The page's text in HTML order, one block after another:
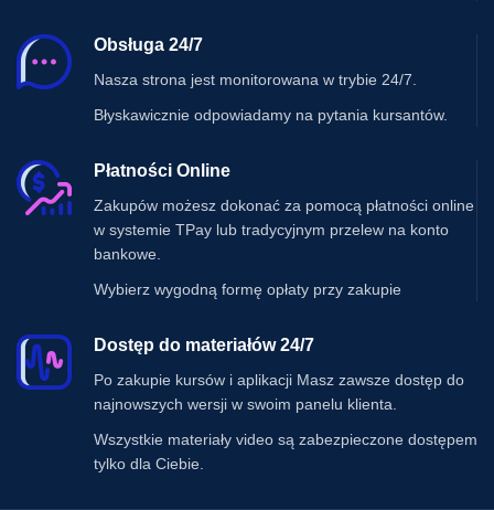
Obsługa 24/7
Nasza strona jest monitorowana w trybie 24/7.
Błyskawicznie odpowiadamy na pytania kursantów.
Płatności Online
Zakupów możesz dokonać za pomocą płatności online
w systemie TPay lub tradycyjnym przelew na konto
bankowe.
Wybierz wygodną formę opłaty przy zakupie
Dostęp do materiałów 24/7
Po zakupie kursów i aplikacji Masz zawsze dostęp do
najnowszych wersji w swoim panelu klienta.
Wszystkie materiały video są zabezpieczone dostępem
tylko dla Ciebie.